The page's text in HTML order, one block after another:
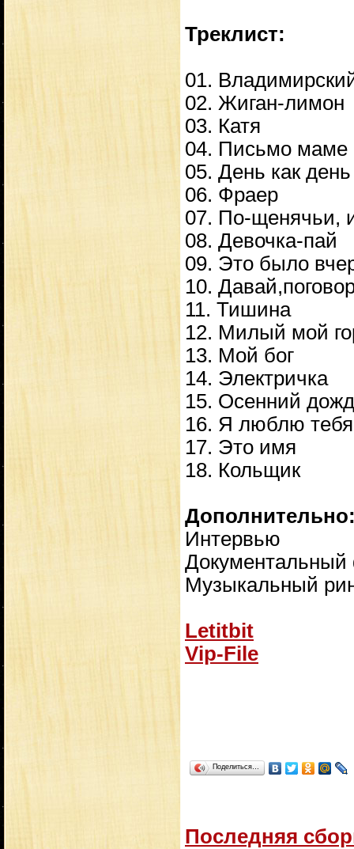
Треклист:
01.
02. Жиган-лимон
03. Катя
04. Письмо маме
05. День как день
06. Фраер
07. По-щенячьи,
08. Девочка-пай
09. Это было
10.
11. Тишина
12. Милый мой
13. Мой бог
14. Электричка
15. Осенний
16. Я люблю
17. Это имя
18. Кольщик
Интервью
Музыкальный
Letitbit
Vip-File
Поделиться…
Последняя